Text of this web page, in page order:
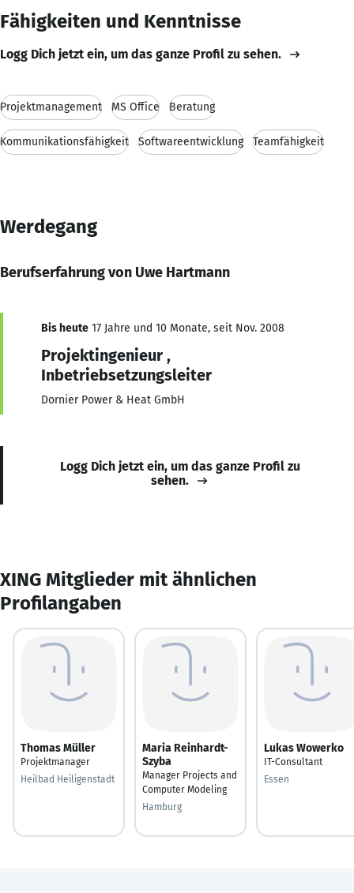
Fähigkeiten und Kenntnisse
Logg Dich jetzt ein, um das ganze Profil zu sehen.
Projektmanagement MS Office Beratung
Kommunikationsfähigkeit Softwareentwicklung Teamfähigkeit
Werdegang
Berufserfahrung von Uwe Hartmann
Bis heute 17 Jahre und 10 Monate, seit Nov. 2008
Projektingenieur ,
Inbetriebsetzungsleiter
Dornier Power & Heat GmbH
Logg Dich jetzt ein, um das ganze Profil zu
sehen.
XING Mitglieder mit ähnlichen
Profilangaben
Thomas Müller
Projektmanager
Heilbad Heiligenstadt
Maria Reinhardt-
Szyba
Manager Projects and
Computer Modeling
Hamburg
Lukas Wowerko
IT-Consultant
Essen